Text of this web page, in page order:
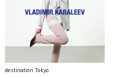
destination Tokyo